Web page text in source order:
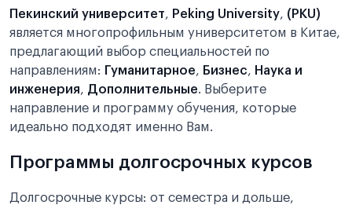
Пекинский университет, Peking University, (PKU)
является многопрофильным университетом в Китае,
предлагающий выбор специальностей по
направлениям: Гуманитарное, Бизнес, Наука и
инженерия, Дополнительные. Выберите
направление и программу обучения, которые
идеально подходят именно Вам.
Программы долгосрочных курсов
Долгосрочные курсы: от семестра и дольше,